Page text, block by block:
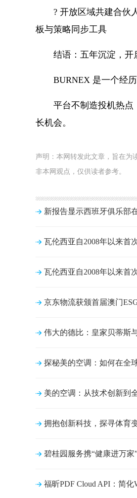
? 开放区域共建合伙
板与策略同步工具
结语：五年沉淀，开
BURNEX 是一个经
平台不制造投机热
长机会。
声明：本网转发此文章，旨在为
非本网观点，仅供读者参考。
新报告显示西班牙俱乐部
瓦伦西亚自2008年以来首
瓦伦西亚自2008年以来首
京东物流获颁首届澳门
伟大的德比：皇家贝蒂斯
探秘美的空调：如何在全
美的空调：从技术创新到
拥抱创新科技，探寻体
碧桂园服务携“健康进万
福昕PDF Cloud API：简